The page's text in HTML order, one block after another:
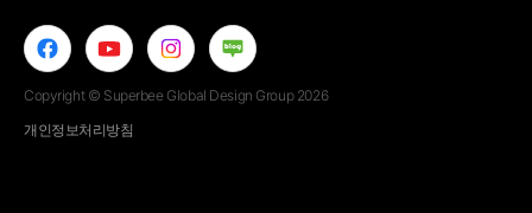
Copyright © Superbee Global Design Group 2026
개인정보처리방침